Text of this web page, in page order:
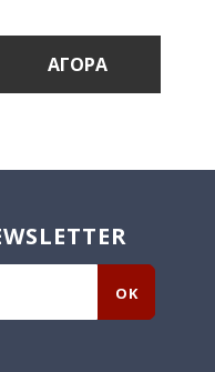
ΑΓΟΡΆ